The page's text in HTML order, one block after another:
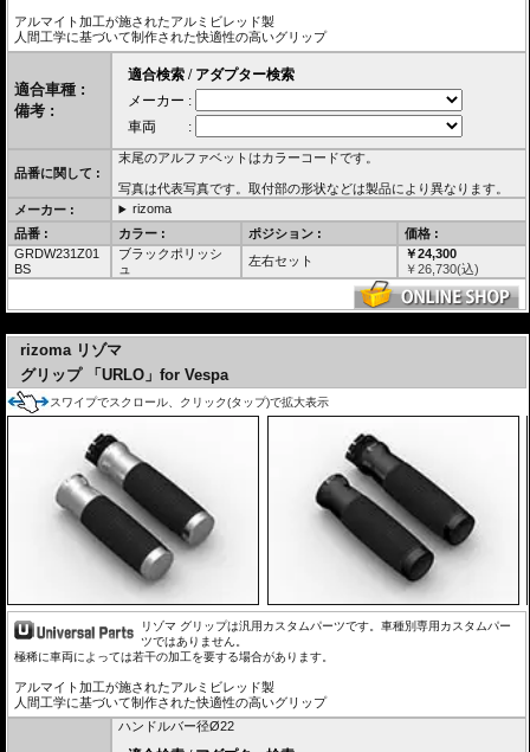
アルマイト加工が施されたアルミビレッド製
人間工学に基づいて制作された快適性の高いグリップ
適合車種 :
備考 :
品番に関して :
末尾のアルファベットはカラーコードです。
写真は代表写真です。取付部の形状などは製品により異なります。
メーカー :
rizoma
品番 :
カラー : ポジション :
価格 :
GRDW231Z01
BS
ブラックポリッシ
ュ
左右セット
￥24,300
￥26,730(込)
rizoma リゾマ
グリップ 「URLO」for Vespa
スワイプでスクロール、クリック(タップ)で拡大表示
リゾマ グリップは汎用カスタムパーツです。車種別専用カスタムパー
ツではありません。
極稀に車両によっては若干の加工を要する場合があります。
アルマイト加工が施されたアルミビレッド製
人間工学に基づいて制作された快適性の高いグリップ
ハンドルバー径Ø22